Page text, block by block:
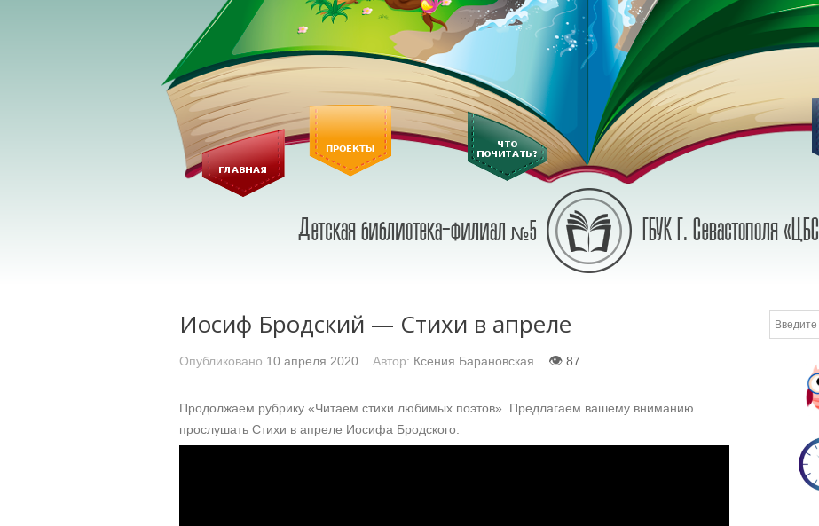
Иосиф Бродский — Стихи в апреле
Опубликовано 10 апреля 2020 Автор: Ксения Барановская 👁 87
Продолжаем рубрику «Читаем стихи любимых поэтов». Предлагаем вашему вниманию
прослушать Стихи в апреле Иосифа Бродского.